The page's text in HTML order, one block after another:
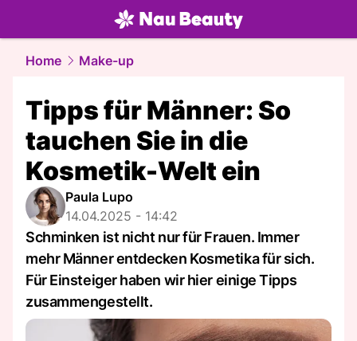
beauty.NAU.ch
Home Make-up
Tipps für Männer: So
tauchen Sie in die
Kosmetik-Welt ein
Paula Lupo
14.04.2025 - 14:42
Schminken ist nicht nur für Frauen. Immer
mehr Männer entdecken Kosmetika für sich.
Für Einsteiger haben wir hier einige Tipps
zusammengestellt.